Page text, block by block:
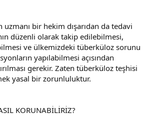
bir hekim dışarıdan da tedavi
düzenli olarak takip edilebilmesi,
ve ülkemizdeki tüberküloz sorunu
yapılabilmesi açısından
gerekir. Zaten tüberküloz teşhisi
yasal bir zorunluluktur.
KORUNABİLİRİZ?